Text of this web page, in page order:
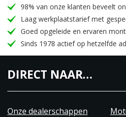
98% van onze klanten beveelt
Laag werkplaatstarief met
Goed opgeleide en ervaren
Sinds 1978 actief op hetzelfde
DIRECT NAAR…
Onze dealerschappen